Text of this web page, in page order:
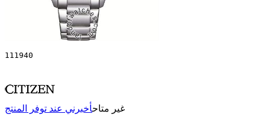
111940
غير متاحأخبرني عند توفر المنتج